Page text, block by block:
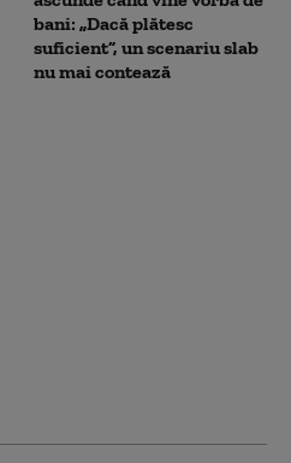
bani: „Dacă plătesc
suficient”, un scenariu slab
nu mai contează